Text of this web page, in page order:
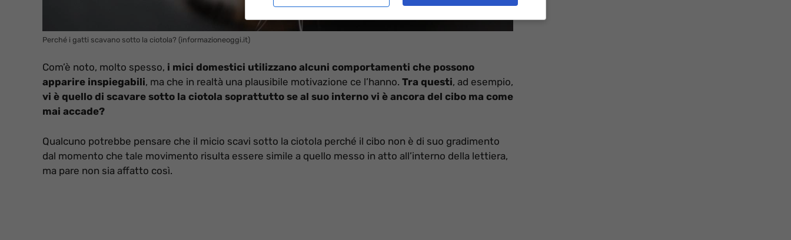
Perché i gatti scavano sotto la ciotola? (informazioneoggi.it)
Com’è noto, molto spesso, i mici domestici utilizzano alcuni comportamenti che possono
apparire inspiegabili, ma che in realtà una plausibile motivazione ce l’hanno. Tra questi, ad esempio,
vi è quello di scavare sotto la ciotola soprattutto se al suo interno vi è ancora del cibo ma come
mai accade?
Qualcuno potrebbe pensare che il micio scavi sotto la ciotola perché il cibo non è di suo gradimento
dal momento che tale movimento risulta essere simile a quello messo in atto all’interno della lettiera,
ma pare non sia affatto così.